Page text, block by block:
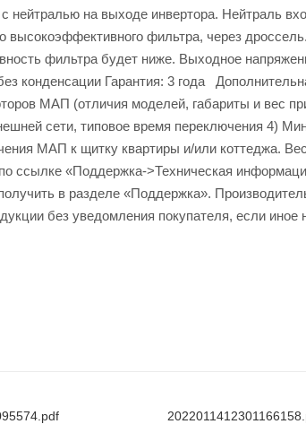
с нейтралью на выходе инвертора. Нейтраль
фильтра, через
фильтра будет ниже. Выходное
конденсации Гарантия: 3 года
МАП (отличия моделей, габариты и вес
сети, типовое время переключения 4)
МАП к щитку квартиры и/или коттеджа.
ссылке «Поддержка->Техническая
в разделе «Поддержка».
без уведомления покупателя, если иное